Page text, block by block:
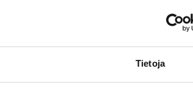
Tietoja
Max [C]
Käyttölämpötila